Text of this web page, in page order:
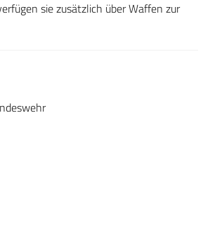
sie zusätzlich über Waffen zur